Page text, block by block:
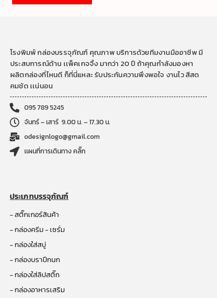
โรงพิมพ์ กล่องบรรจุภัณฑ์ คุณภาพ บริการด้วยทีมงานมืออาชีพ มี
ประสบการณ์ด้าน เเพ็คเกจจิ้ง มากว่า 20 ปี ถ้าคุณกำลังมองหา
ผลิตกล่องที่ไหนดี ก็ที่นี่แหละ รับประกันความพึงพอใจ งานไว สีสด
คมชัด เเน่นอน
095 789 5245
จันทร์ – เสาร์ 9.00 น. – 17.30 น.
odesignlogo@gmail.com
เเผนที่การเดินทาง คลิ๊ก
ประเภทบรรจุภัณฑ์
- สติ๊กเกอร์สินค้า
- กล่องครีม - เซรั่ม
- กล่องใส่สบู่
- กล่องบราปีกนก
- กล่องใส่ลิปสติ๊ก
- กล่องอาหารเสริม